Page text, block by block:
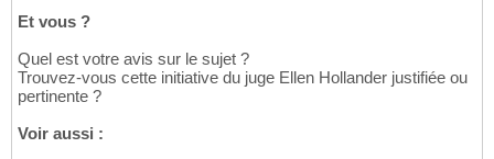
Et vous ?
Quel est votre avis sur le sujet ?
Trouvez-vous cette initiative du juge Ellen Hollander justifiée ou
pertinente ?
Voir aussi :